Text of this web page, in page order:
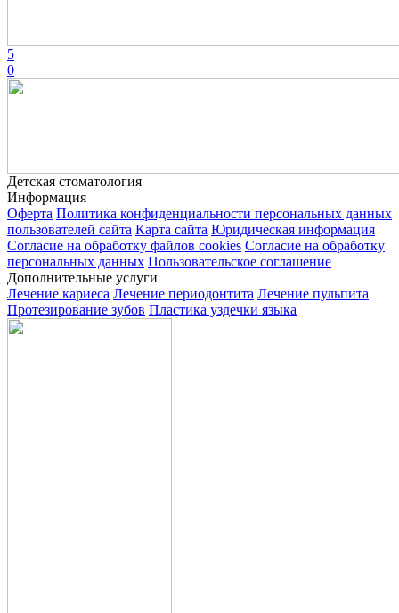
5
0
Детская стоматология
Информация
Оферта Политика конфиденциальности персональных данных
пользователей сайта Карта сайта Юридическая информация
Согласие на обработку файлов cookies Согласие на обработку
персональных данных Пользовательское соглашение
Дополнительные услуги
Лечение кариеса Лечение периодонтита Лечение пульпита
Протезирование зубов Пластика уздечки языка